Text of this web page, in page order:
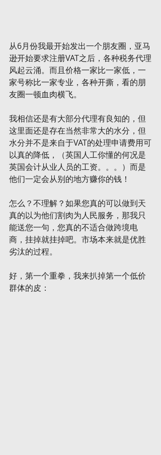
从6月份我最开始发出一个朋友圈，亚马
逊开始要求注册VAT之后，各种税务代理
风起云涌。而且价格一家比一家低，一
家号称比一家专业，各种开撕，看的朋
友圈一顿血肉横飞。
我相信还是有大部分代理有良知的，但
这里面还是存在当然非常大的水分，但
水分并不是来自于VAT的处理申请费用可
以真的降低，（英国人工你懂的何况是
英国会计从业人员的工资。。。）而是
他们一定会从别的地方赚你的钱！
怎么？不理解？如果您真的可以做到天
真的以为他们割肉为人民服务，那我只
能送您一句，您真的不适合做跨境电
商，挂掉就挂掉吧。市场本来就是优胜
劣汰的过程。
好，第一个重拳，我来扒掉第一个低价
群体的皮：